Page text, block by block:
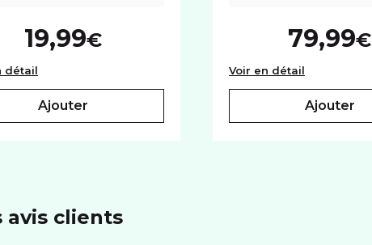
19,99€
détail Pack coque + verre trempé pour Xiaomi Redmi Note 14 4G
ajouter
79,99€
Voir en détail
ajouter
avis clients